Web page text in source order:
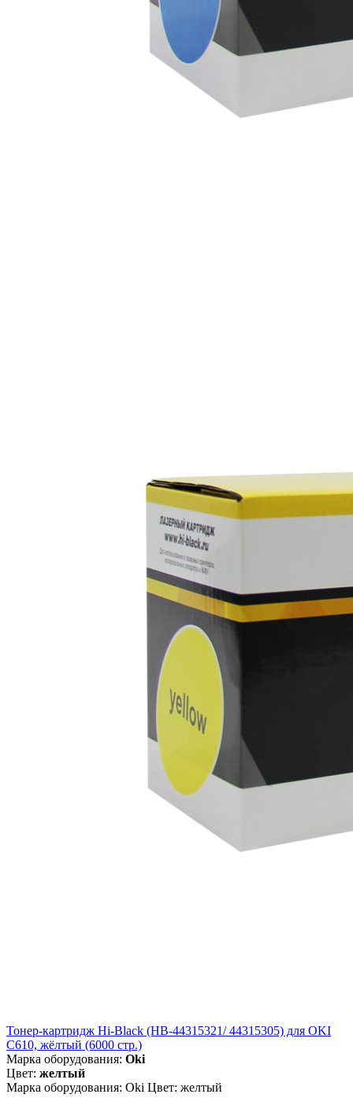
Тонер-картридж Hi-Black (HB-44315321/ 44315305) для OKI
C610, жёлтый (6000 стр.)
Марка оборудования: Oki
Цвет: желтый
Марка оборудования: Oki Цвет: желтый